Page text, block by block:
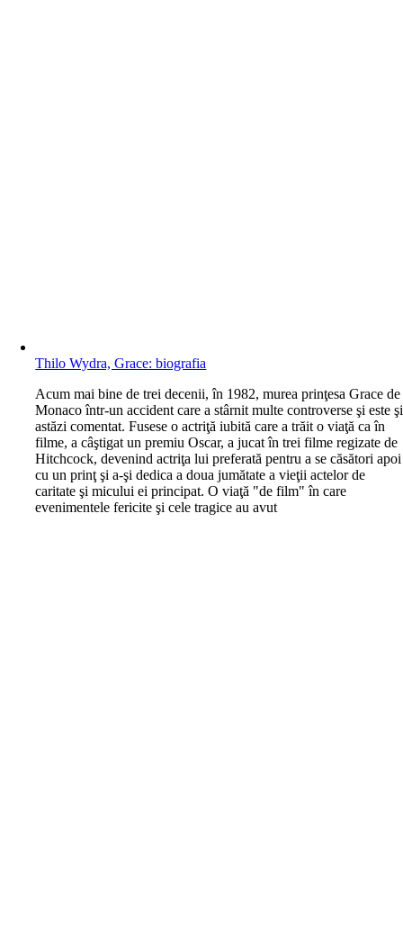
Thilo Wydra, Grace: biografia
Acum mai bine de trei decenii, în 1982, murea prinţesa Grace de
Monaco într-un accident care a stârnit multe controverse şi este şi
astăzi comentat. Fusese o actriţă iubită care a trăit o viaţă ca în
filme, a câştigat un premiu Oscar, a jucat în trei filme regizate de
Hitchcock, devenind actriţa lui preferată pentru a se căsători apoi
cu un prinţ şi a-şi dedica a doua jumătate a vieţii actelor de
caritate şi micului ei principat. O viaţă "de film" în care
evenimentele fericite şi cele tragice au avut